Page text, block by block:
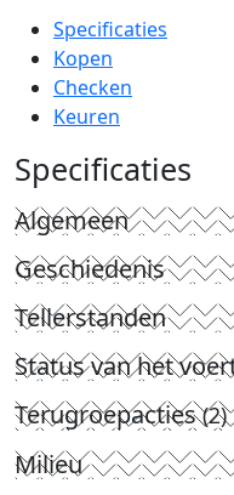
Specificaties
Kopen
Checken
Keuren
Specificaties
Algemeen
Geschiedenis
Tellerstanden
Status van het
Terugroepacties(2)
Milieu